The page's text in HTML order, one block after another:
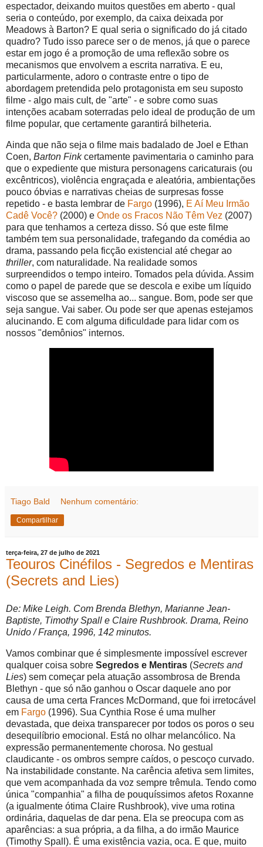
espectador, deixando muitos questões em aberto - qual
seria o conteúdo, por exemplo, da caixa deixada por
Meadows à Barton? E qual seria o significado do já citado
quadro? Tudo isso parece ser o de menos, já que o parece
estar em jogo é a promoção de uma reflexão sobre os
mecanismos que envolvem a escrita narrativa. E eu,
particularmente, adoro o contraste entre o tipo de
abordagem pretendida pelo protagonista em seu suposto
filme - algo mais cult, de "arte" - e sobre como suas
intenções acabam soterradas pelo ideal de produção de um
filme popular, que certamente garantirá bilheteria.
Ainda que não seja o filme mais badalado de Joel e Ethan
Coen, Barton Finkcertamente pavimentaria o caminho para
que o expediente que mistura personagens caricaturais (ou
excêntricos), violência engraçada e aleatória, ambientações
pouco óbvias e narrativas cheias de surpresas fosse
repetido - e basta lembrar de Fargo (1996), E Aí Meu Irmão
Cadê Você? (2000) e Onde os Fracos Não Têm Vez (2007)
para que tenhamos a certeza disso. Só que este filme
também tem sua personalidade, trafegando da comédia ao
drama, passando pela ficção existencial até chegar ao
thriller, com naturalidade. Na realidade somos
surpreendidos o tempo inteiro. Tomados pela dúvida. Assim
como o papel de parede que se descola e exibe um líquido
viscoso que se assemelha ao... sangue. Bom, pode ser que
seja sangue. Vai saber. Ou pode ser que apenas estejamos
alucinando. E com alguma dificuldade para lidar com os
nossos "demônios" internos.
Tiago Bald Nenhum comentário:
Compartilhar
terça-feira, 27 de julho de 2021
Teouros Cinéfilos - Segredos e Mentiras
(Secrets and Lies)
De: Mike Leigh. Com Brenda Blethyn, Marianne Jean-
Baptiste, Timothy Spall e Claire Rushbrook. Drama, Reino
Unido / França, 1996, 142 minutos.
Vamos combinar que é simplesmente impossível escrever
qualquer coisa sobre Segredos e Mentiras (Secrets and
Lies) sem começar pela atuação assombrosa de Brenda
Blethyn - que só não ganhou o Oscar daquele ano por
causa de uma certa Frances McDormand, que foi irretocável
em Fargo (1996). Sua Cynthia Rose é uma mulher
devastada, que deixa transparecer por todos os poros o seu
desequilíbrio emocional. Está no olhar melancólico. Na
expressão permanentemente chorosa. No gestual
claudicante - os ombros sempre caídos, o pescoço curvado.
Na instabilidade constante. Na carência afetiva sem limites,
que vem acompanhada da voz sempre trêmula. Tendo como
única "companhia" a filha de pouquíssimos afetos Roxanne
(a igualmente ótima Claire Rushbrook), vive uma rotina
ordinária, daquelas de dar pena. Ela se preocupa com as
aparências: a sua própria, a da filha, a do irmão Maurice
(Timothy Spall). É uma existência vazia, oca. E que, muito